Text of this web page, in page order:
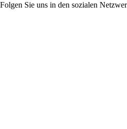
Folgen Sie uns in den sozialen